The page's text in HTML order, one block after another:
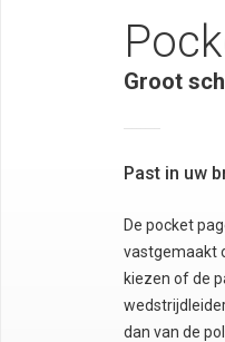
Groot
Past in uw
De pocket
vastgemaakt
kiezen of de
dan van de